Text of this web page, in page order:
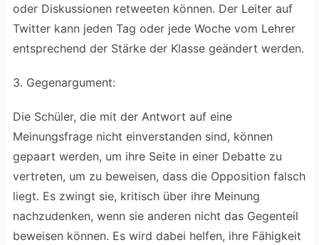
oder Diskussionen retweeten können. Der Leiter auf
Twitter kann jeden Tag oder jede Woche vom Lehrer
entsprechend der Stärke der Klasse geändert werden.
3. Gegenargument:
Die Schüler, die mit der Antwort auf eine
Meinungsfrage nicht einverstanden sind, können
gepaart werden, um ihre Seite in einer Debatte zu
vertreten, um zu beweisen, dass die Opposition falsch
liegt. Es zwingt sie, kritisch über ihre Meinung
nachzudenken, wenn sie anderen nicht das Gegenteil
beweisen können. Es wird dabei helfen, ihre Fähigkeit